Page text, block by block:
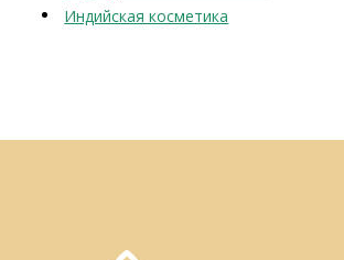
Индийская косметика